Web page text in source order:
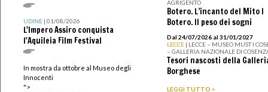
UDINE| 01/08/2026
L'Impero Assiro conquista
l'Aquileia Film Festival
In mostra da ottobre al Museo degli
Innocenti
">
AGRIGENTO
Botero. L’incanto del Mito I
Botero. Il peso dei sogni
Dal 24/07/2026 al 31/01/2027
LECCE | LECCE – MUSEO MUST I
– GALLERIA NAZIONALE DI
Tesori nascosti della
Borghese
LEGGI TUTTO >